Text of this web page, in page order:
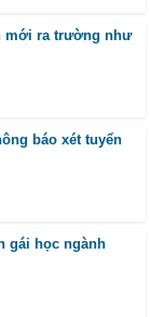
mới ra trường như
báo xét tuyển
gái học ngành